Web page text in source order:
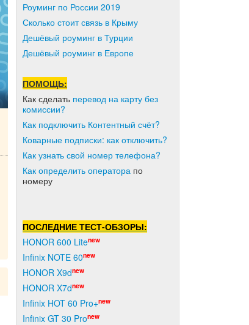
Роуминг по России 2019
Сколько стоит связь в Крыму
Дешёвый роуминг в Турции
Дешёвый роуминг в Европе
ПОМОЩЬ:
Как сделать перевод на карту без
комиссии?
Как подключить Контентный счёт?
Коварные подписки: как отключить?
Как узнать свой номер телефона?
Как определить оператора по
номеру
ПОСЛЕДНИЕ ТЕСТ-ОБЗОРЫ:
HONOR 600 Litenew
Infinix NOTE 60new
HONOR X9dnew
HONOR X7dnew
Infinix HOT 60 Pro+new
Infinix GT 30 Pronew